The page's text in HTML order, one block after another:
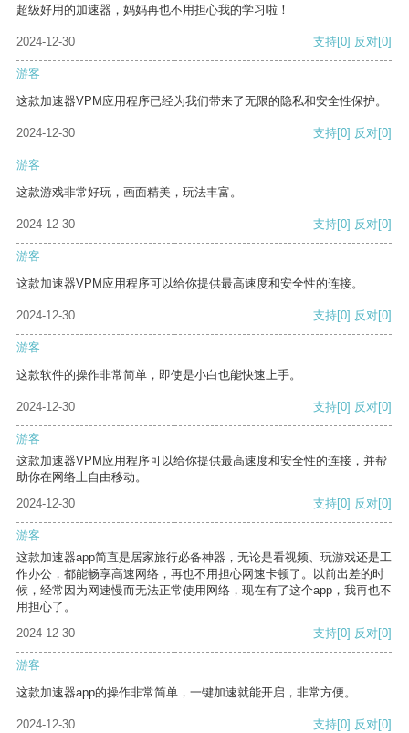
超级好用的加速器，妈妈再也不用担心我的学习啦！
2024-12-30 支持[0] 反对[0]
游客
这款加速器VPM应用程序已经为我们带来了无限的隐私和安全性保护。
2024-12-30 支持[0] 反对[0]
游客
这款游戏非常好玩，画面精美，玩法丰富。
2024-12-30 支持[0] 反对[0]
游客
这款加速器VPM应用程序可以给你提供最高速度和安全性的连接。
2024-12-30 支持[0] 反对[0]
游客
这款软件的操作非常简单，即使是小白也能快速上手。
2024-12-30 支持[0] 反对[0]
游客
这款加速器VPM应用程序可以给你提供最高速度和安全性的连接，并帮
助你在网络上自由移动。
2024-12-30
支持[0] 反对[0]
游客
这款加速器app简直是居家旅行必备神器，无论是看视频、玩游戏还是工
作办公，都能畅享高速网络，再也不用担心网速卡顿了。以前出差的时
候，经常因为网速慢而无法正常使用网络，现在有了这个app，我再也不
用担心了。
2024-12-30
支持[0] 反对[0]
游客
这款加速器app的操作非常简单，一键加速就能开启，非常方便。
2024-12-30 支持[0] 反对[0]